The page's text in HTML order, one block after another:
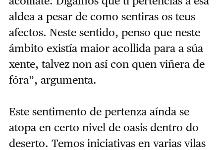
aldea a pesar de como sentiras os teus
afectos. Neste sentido, penso que neste
ámbito existía maior acollida para a súa
xente, talvez non así con quen viñera de
fóra”, argumenta.
Este sentimento de pertenza aínda se
atopa en certo nivel de oasis dentro do
deserto. Temos iniciativas en varias vilas